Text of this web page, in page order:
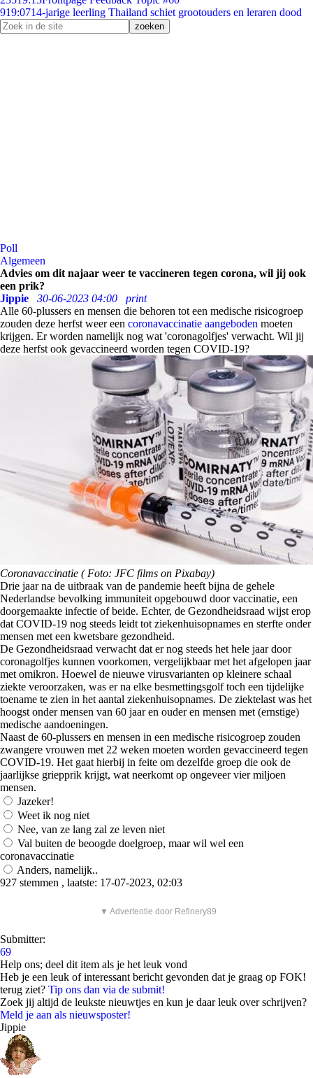
919:0714-jarige leerling Thailand schiet grootouders en leraren dood
Poll
Algemeen
Advies om dit najaar weer te vaccineren tegen corona, wil jij ook
een prik?
Jippie
30-06-2023 04:00
print
Alle 60-plussers en mensen die behoren tot een medische risicogroep
zouden deze herfst weer een coronavaccinatie aangeboden moeten
krijgen. Er worden namelijk nog wat 'coronagolfjes' verwacht. Wil jij
deze herfst ook gevaccineerd worden tegen COVID-19?
Coronavaccinatie ( Foto: JFC films on Pixabay)
Drie jaar na de uitbraak van de pandemie heeft bijna de gehele
Nederlandse bevolking immuniteit opgebouwd door vaccinatie, een
doorgemaakte infectie of beide. Echter, de Gezondheidsraad wijst erop
dat COVID-19 nog steeds leidt tot ziekenhuisopnames en sterfte onder
mensen met een kwetsbare gezondheid.
De Gezondheidsraad verwacht dat er nog steeds het hele jaar door
coronagolfjes kunnen voorkomen, vergelijkbaar met het afgelopen jaar
met omikron. Hoewel de nieuwe virusvarianten op kleinere schaal
ziekte veroorzaken, was er na elke besmettingsgolf toch een tijdelijke
toename te zien in het aantal ziekenhuisopnames. De ziektelast was het
hoogst onder mensen van 60 jaar en ouder en mensen met (ernstige)
medische aandoeningen.
Naast de 60-plussers en mensen in een medische risicogroep zouden
zwangere vrouwen met 22 weken moeten worden gevaccineerd tegen
COVID-19. Het gaat hierbij in feite om dezelfde groep die ook de
jaarlijkse griepprik krijgt, wat neerkomt op ongeveer vier miljoen
mensen.
Jazeker!
Weet ik nog niet
Nee, van ze lang zal ze leven niet
Val buiten de beoogde doelgroep, maar wil wel een
coronavaccinatie
Anders, namelijk..
927 stemmen , laatste: 17-07-2023, 02:03
▼ Advertentie door Refinery89
Submitter:
69
Help ons; deel dit item als je het leuk vond
Heb je een leuk of interessant bericht gevonden dat je graag op FOK!
terug ziet? Tip ons dan via de submit!
Zoek jij altijd de leukste nieuwtjes en kun je daar leuk over schrijven?
Meld je aan als nieuwsposter!
Jippie